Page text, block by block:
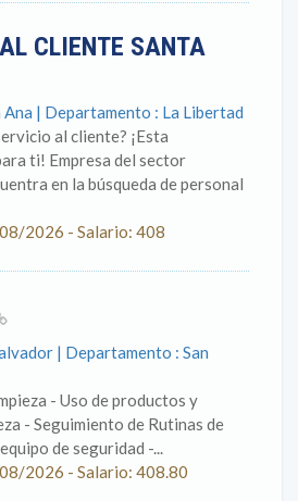
CLIENTE SANTA
Ana | Departamento : La Libertad
al cliente? ¡Esta
ti! Empresa del sector
en la búsqueda de personal
2026 - Salario: 408
| Departamento : San
- Uso de productos y
- Seguimiento de Rutinas de
de seguridad -...
2026 - Salario: 408.80